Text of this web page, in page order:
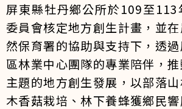
屏東縣牡丹鄉公所於109至113
委員會核定地方創生計畫，並
然保育署的協助與支持下，透
區林業中心團隊的專業陪伴，
主題的地方創生發展，以部落
木香菇栽培、林下養蜂獲鄉民